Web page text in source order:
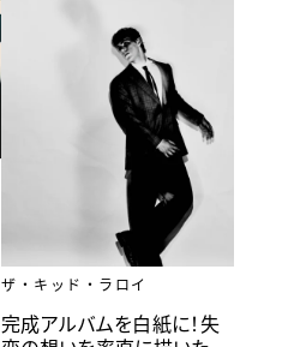
ザ・キッド・ラロイ
完成アルバムを白紙に！失